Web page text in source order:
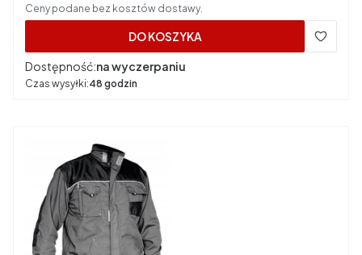
Ceny podane bez kosztów dostawy.
DO KOSZYKA
Dostępność:na wyczerpaniu
Czas wysyłki:48 godzin